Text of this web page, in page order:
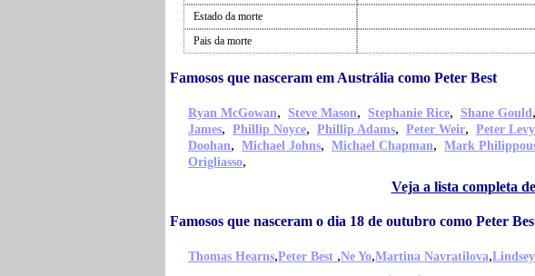
Estado da morte
Pais da morte
Famosos que nasceram em Austrália como Peter Best
Ryan McGowan, Steve Mason, Stephanie Rice, Shane Gould,
James, Phillip Noyce, Phillip Adams, Peter Weir, Peter Levy
Doohan, Michael Johns, Michael Chapman, Mark
Origliasso,
Veja a lista completa
Famosos que nasceram o dia 18 de outubro como Peter
Thomas Hearns,Peter Best ,Ne Yo,Martina Navratilova,